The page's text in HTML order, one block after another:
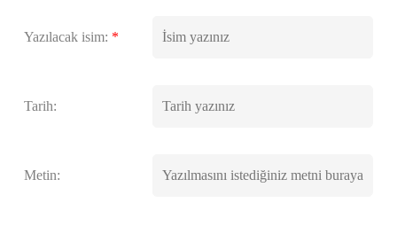
Yazılacak isim: *
Tarih:
Metin: